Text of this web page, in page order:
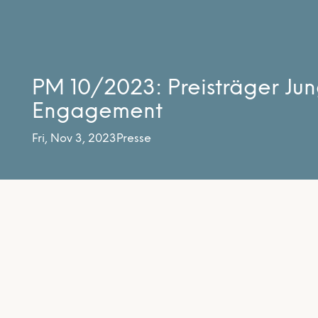
PM 10/2023: Preisträger
Engagement
Fri, Nov 3, 2023Presse